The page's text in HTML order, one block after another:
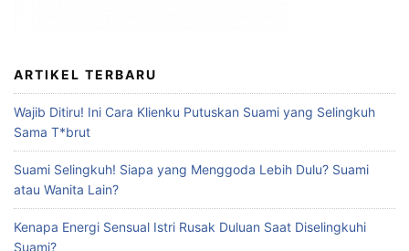
ARTIKEL TERBARU
Wajib Ditiru! Ini Cara Klienku Putuskan Suami yang Selingkuh
Sama T*brut
Suami Selingkuh! Siapa yang Menggoda Lebih Dulu? Suami
atau Wanita Lain?
Kenapa Energi Sensual Istri Rusak Duluan Saat Diselingkuhi
Suami?